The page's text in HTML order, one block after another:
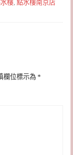
樓 點水樓南京店
欄位標示為 *